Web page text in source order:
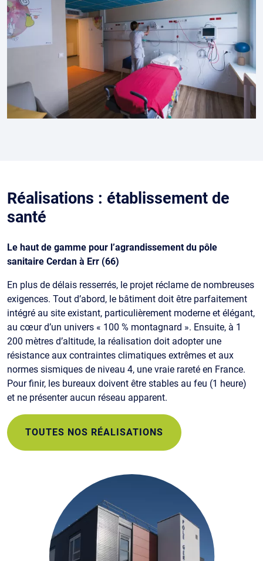
Réalisations : établissement de
santé
Le haut de gamme pour l’agrandissement du pôle
sanitaire Cerdan à Err (66)
En plus de délais resserrés, le projet réclame de nombreuses
exigences. Tout d’abord, le bâtiment doit être parfaitement
intégré au site existant, particulièrement moderne et élégant,
au cœur d’un univers « 100 % montagnard ». Ensuite, à 1
200 mètres d’altitude, la réalisation doit adopter une
résistance aux contraintes climatiques extrêmes et aux
normes sismiques de niveau 4, une vraie rareté en France.
Pour finir, les bureaux doivent être stables au feu (1 heure)
et ne présenter aucun réseau apparent.
TOUTES NOS RÉALISATIONS